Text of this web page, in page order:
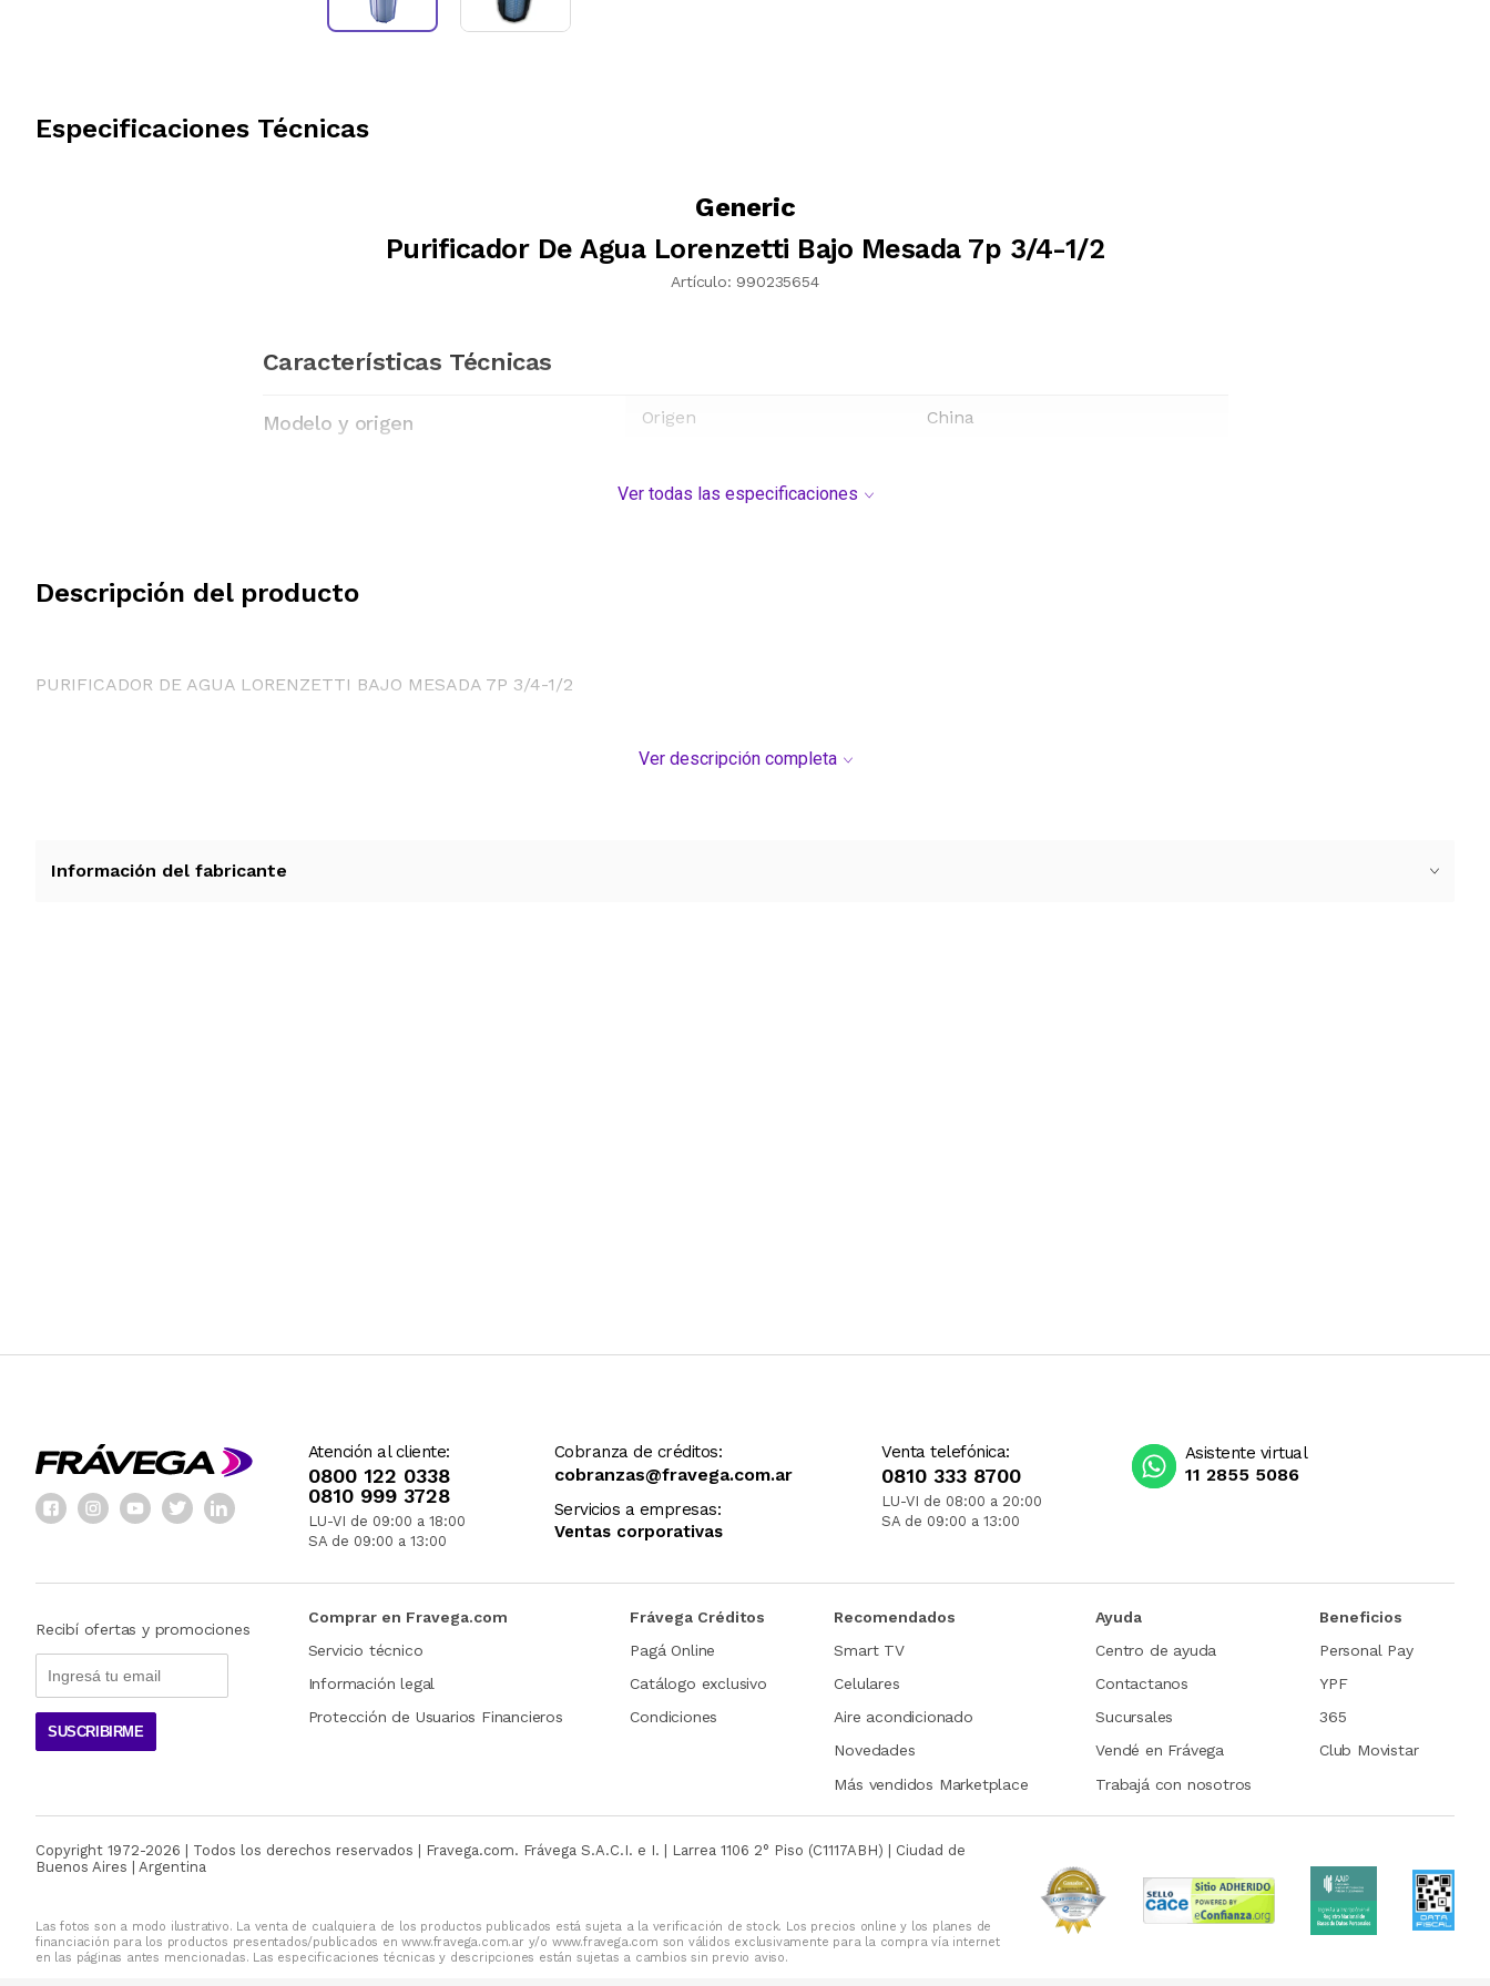
Especificaciones Técnicas
Generic
Purificador De Agua Lorenzetti Bajo Mesada 7p 3/4-1/2
Artículo: 990235654
Características Técnicas
Modelo y origen Origen China
Ver todas las especificaciones
Descripción del producto
PURIFICADOR DE AGUA LORENZETTI BAJO MESADA 7P 3/4-1/2
Ver descripción completa
Información del fabricante
Atención al cliente:
0800 122 0338
0810 999 3728
LU-VI de 09:00 a 18:00
SA de 09:00 a 13:00
Cobranza de créditos:
cobranzas@fravega.com.ar
Servicios a empresas:
Ventas corporativas
Venta telefónica:
0810 333 8700
LU-VI de 08:00 a 20:00
SA de 09:00 a 13:00
Asistente virtual
11 2855 5086
Recibí ofertas y promociones
SUSCRIBIRME
Comprar en Fravega.com
Servicio técnico
Información legal
Protección de Usuarios Financieros
Frávega Créditos
Pagá Online
Catálogo exclusivo
Condiciones
Recomendados
Smart TV
Celulares
Aire acondicionado
Novedades
Más vendidos Marketplace
Ayuda
Centro de ayuda
Contactanos
Sucursales
Vendé en Frávega
Trabajá con nosotros
Beneficios
Personal Pay
YPF
365
Club Movistar
Copyright 1972-2026 | Todos los derechos reservados | Fravega.com. Frávega S.A.C.I. e I. | Larrea 1106 2° Piso (C1117ABH) | Ciudad de
Buenos Aires | Argentina
Las fotos son a modo ilustrativo. La venta de cualquiera de los productos publicados está sujeta a la verificación de stock. Los precios online y los planes de
financiación para los productos presentados/publicados en www.fravega.com.ar y/o www.fravega.com son válidos exclusivamente para la compra vía internet
en las páginas antes mencionadas. Las especificaciones técnicas y descripciones están sujetas a cambios sin previo aviso.